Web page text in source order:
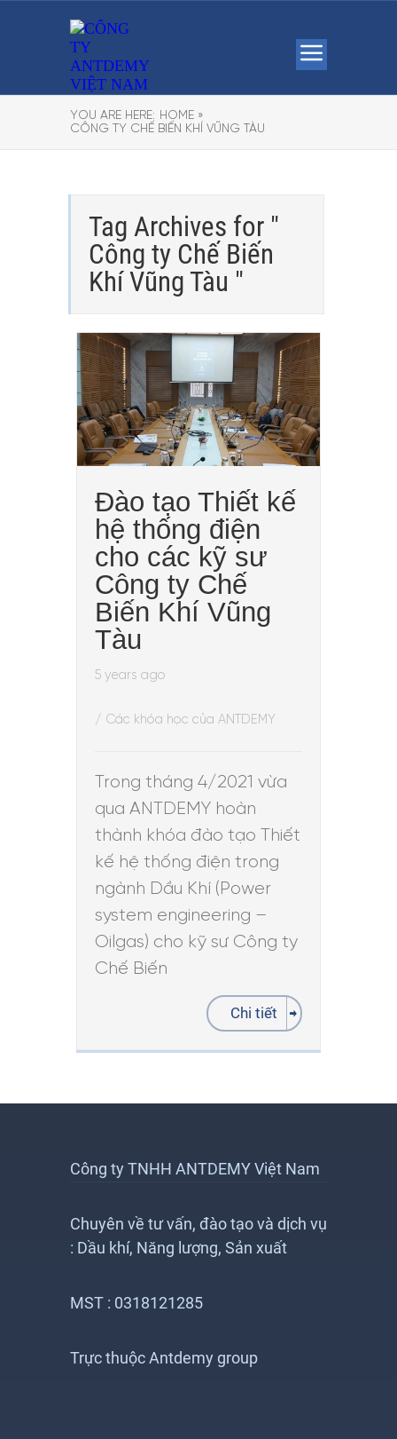
YOU ARE HERE: HOME »
CÔNG TY CHẾ BIẾN KHÍ VŨNG TÀU
Tag Archives for "
Công ty Chế Biến
Khí Vũng Tàu "
Đào tạo Thiết kế
hệ thống điện
cho các kỹ sư
Công ty Chế
Biến Khí Vũng
Tàu
5 years ago
/ Các khóa học của ANTDEMY
Trong tháng 4/2021 vừa
qua ANTDEMY hoàn
thành khóa đào tạo Thiết
kế hệ thống điện trong
ngành Dầu Khí (Power
system engineering –
Oilgas) cho kỹ sư Công ty
Chế Biến
Chi tiết
Công ty TNHH ANTDEMY Việt Nam
Chuyên về tư vấn, đào tạo và dịch vụ
: Dầu khí, Năng lượng, Sản xuất
MST : 0318121285
Trực thuộc Antdemy group